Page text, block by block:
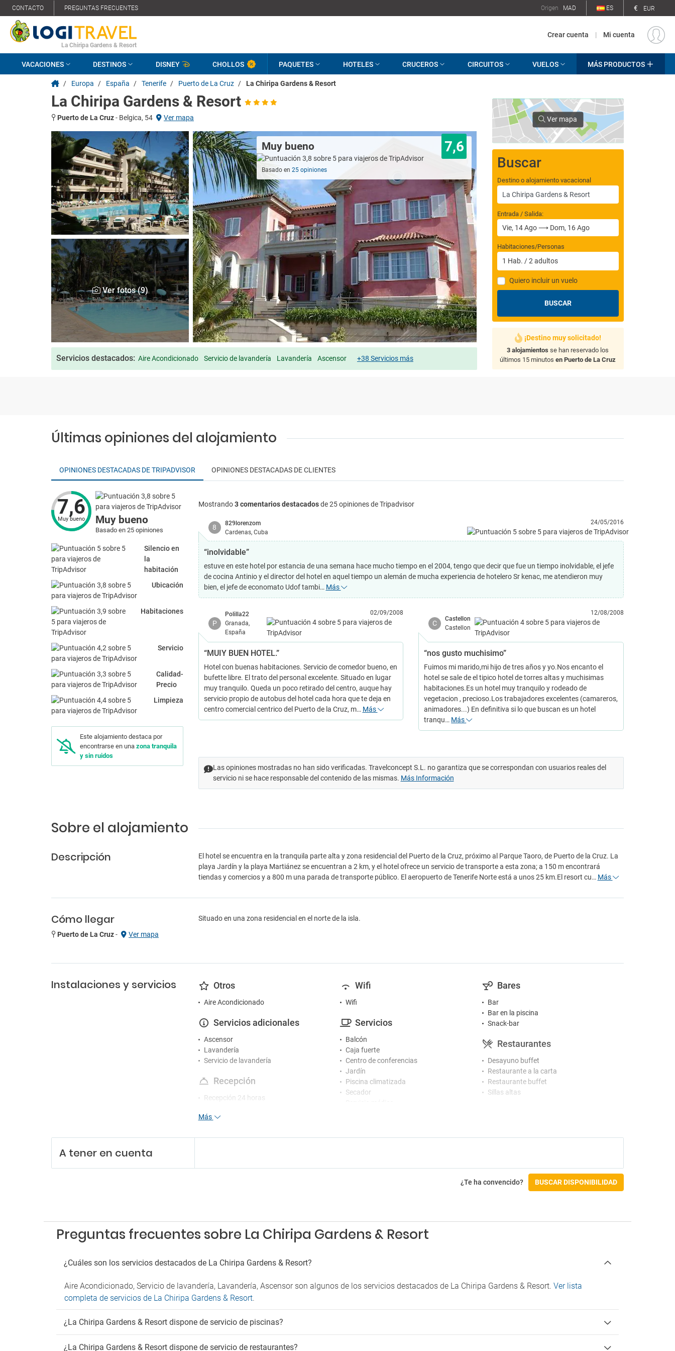
CONTACTO PREGUNTAS FRECUENTES Origen MAD ES € EUR
La Chiripa Gardens & Resort
Crear cuenta | Mi cuenta
VACACIONES DESTINOS DISNEY CHOLLOS PAQUETES HOTELES CRUCEROS CIRCUITOS VUELOS MÁS PRODUCTOS
/ Europa / España / Tenerife / Puerto de La Cruz / La Chiripa Gardens & Resort
La Chiripa Gardens & Resort
Puerto de La Cruz- Belgica, 54 Ver mapa
Ver fotos (9)
Muy bueno 7,6
Basado en25 opiniones
Servicios destacados: Aire Acondicionado Servicio de lavandería Lavandería Ascensor +38 Servicios más
Ver mapa
Buscar
Destino o alojamiento vacacional
Entrada / Salida:
Habitaciones/Personas
1 Hab. /2 adultos
Quiero incluir un vuelo
BUSCAR
¡Destino muy solicitado!
3 alojamientos se han reservado los
últimos 15 minutosen Puerto de La Cruz
Últimas opiniones del alojamiento
OPINIONES DESTACADAS DE TRIPADVISOR OPINIONES DESTACADAS DE CLIENTES
7,6
Muy bueno Muy bueno
Basado en 25 opiniones
Silencio en
la
habitación
Ubicación
Habitaciones
Servicio
Calidad-
Precio
Limpieza
Este alojamiento destaca por
encontrarse en una zona tranquila
y sin ruidos
Mostrando3 comentarios destacadosde 25 opiniones de Tripadvisor
8
829lorenzom
Cardenas, Cuba
24/05/2016
“inolvidable”
estuve en este hotel por estancia de una semana hace mucho tiempo en el 2004, tengo que decir que fue un tiempo inolvidable, el jefe
de cocina Antinio y el director del hotel en aquel tiempo un alemán de mucha experiencia de hotelero Sr kenac, me atendieron muy
bien, el jefe de economato Udof tambi… Más
P
Polilla22
Granada,
España
02/09/2008
“MUIY BUEN HOTEL.”
Hotel con buenas habitaciones. Servicio de comedor bueno, en
bufette libre. El trato del personal excelente. Situado en lugar
muy tranquilo. Queda un poco retirado del centro, auque hay
servicio propio de autobus del hotel cada hora que te deja en
centro comercial centrico del Puerto de la Cruz, m… Más
C
Castellon
Castellon
12/08/2008
“nos gusto muchisimo”
Fuimos mi marido,mi hijo de tres años y yo.Nos encanto el
hotel se sale de el tipico hotel de torres altas y muchisimas
habitaciones.Es un hotel muy tranquilo y rodeado de
vegetacion , precioso.Los trabajadores excelentes (camareros,
animadores...) En definitiva si lo que buscan es un hotel
tranqu… Más
Las opiniones mostradas no han sido verificadas. Travelconcept S.L. no garantiza que se correspondan con usuarios reales del
servicio ni se hace responsable del contenido de las mismas. Más Información
Sobre el alojamiento
Descripción
El hotel se encuentra en la tranquila parte alta y zona residencial del Puerto de la Cruz, próximo al Parque Taoro, de Puerto de la Cruz. La
playa Jardín y la playa Martiánez se encuentran a 2 km, y el hotel ofrece un servicio de transporte a esta zona; a 150 m encontrará
tiendas y comercios y a 800 m una parada de transporte público. El aeropuerto de Tenerife Norte está a unos 25 km.El resort cu… Más
Cómo llegar
Puerto de La Cruz- Ver mapa
Situado en una zona residencial en el norte de la isla.
Instalaciones y servicios Otros
Aire Acondicionado
Servicios adicionales
Ascensor
Lavandería
Servicio de lavandería
Recepción
Recepción 24 horas
Entretenimiento
Tiendas en el hotel
Wifi
Wifi
Servicios
Balcón
Caja fuerte
Centro de conferencias
Jardín
Piscina climatizada
Secador
Bares
Bar
Bar en la piscina
Snack-bar
Restaurantes
Desayuno buffet
Restaurante a la carta
Restaurante buffet
Sillas altas
Mini Golf
Más
A tener en cuenta
¿Te ha convencido? BUSCAR DISPONIBILIDAD
Preguntas frecuentes sobre La Chiripa Gardens & Resort
¿Cuáles son los servicios destacados de La Chiripa Gardens & Resort?
Aire Acondicionado, Servicio de lavandería, Lavandería, Ascensor son algunos de los servicios destacados de La Chiripa Gardens & Resort. Ver lista
completa de servicios de La Chiripa Gardens & Resort.
¿La Chiripa Gardens & Resort dispone de servicio de piscinas?
¿La Chiripa Gardens & Resort dispone de servicio de restaurantes?